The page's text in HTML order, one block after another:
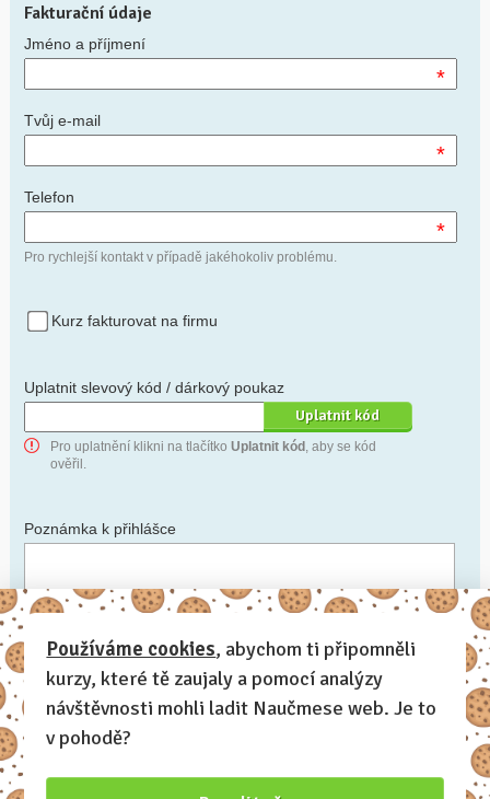
Fakturační údaje
Jméno a příjmení
*
Tvůj e-mail
*
Telefon
*
Pro rychlejší kontakt v případě jakéhokoliv problému.
Kurz fakturovat na firmu
Uplatnit slevový kód / dárkový poukaz
Pro uplatnění klikni na tlačítko Uplatnit kód , aby se kód
ověřil.
Poznámka k přihlášce
Chceš-li se na cokoli zeptat, nebo ke své přihlášce poznamenat.
Anonymní profil – odesláním přihlášky se automaticky
vytvoří tvůj profil na Naučmese. Zatrhni tuto volbu a profil
bude skrytý.
Chci dostávat Naučmese newsletter
Používáme cookies, abychom ti připomněli
kurzy, které tě zaujaly a pomocí analýzy
návštěvnosti mohli ladit Naučmese web. Je to
v pohodě?